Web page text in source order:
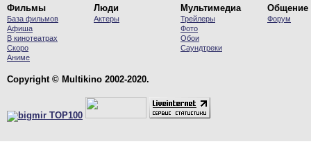
Фильмы
База фильмов
Афиша
В кинотеатрах
Скоро
Аниме
Люди
Актеры
Мультимедиа
Трейлеры
Фото
Обои
Саундтреки
Общение
Форум
Copyright © Multikino 2002-2020.